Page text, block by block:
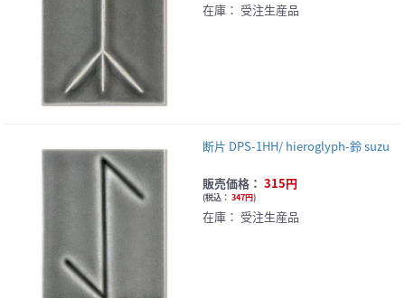
在庫： 受注生産品
断片 DPS-1HH/ hieroglyph-鈴 suzu
販売価格： 315円
(税込： 347円)
在庫： 受注生産品